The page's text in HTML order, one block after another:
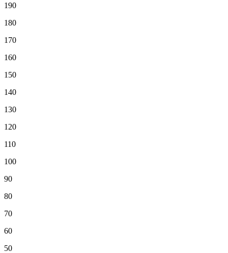
190
180
170
160
150
140
130
120
110
100
90
80
70
60
50